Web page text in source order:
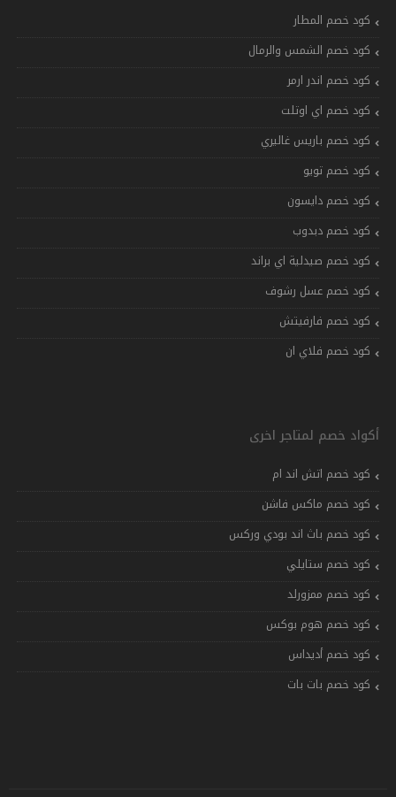
كود خصم المطار
كود خصم الشمس والرمال
كود خصم اندر ارمر
كود خصم اي اوتلت
كود خصم باريس غاليري
كود خصم تويو
كود خصم دايسون
كود خصم دبدوب
كود خصم صيدلية اي براند
كود خصم عسل رشوف
كود خصم فارفيتش
كود خصم فلاي ان
أكواد خصم لمتاجر اخرى
كود خصم اتش اند ام
كود خصم ماكس فاشن
كود خصم باث اند بودي وركس
كود خصم ستايلي
كود خصم ممزورلد
كود خصم هوم بوكس
كود خصم أديداس
كود خصم بات بات